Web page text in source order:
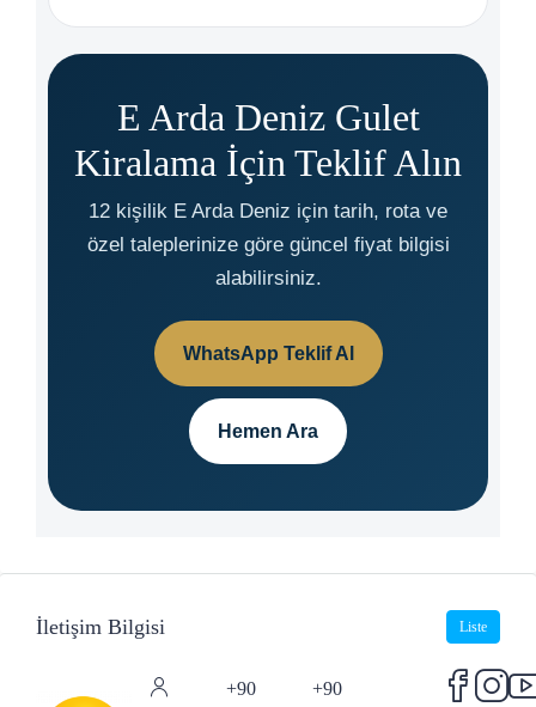
E Arda Deniz Gulet
Kiralama İçin Teklif Alın
12 kişilik E Arda Deniz için tarih, rota ve
özel taleplerinize göre güncel fiyat bilgisi
alabilirsiniz.
WhatsApp Teklif Al
Hemen Ara
İletişim Bilgisi Liste
+90
+90